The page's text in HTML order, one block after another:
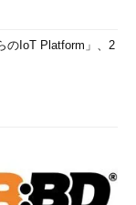
のIoT Platform」、2